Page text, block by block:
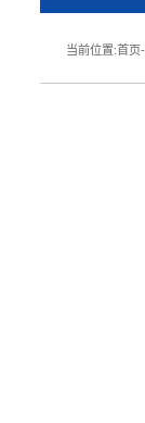
当前位置:首页-